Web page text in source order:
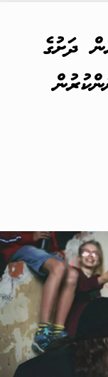
16 އަހަރުން ދަށުގެ